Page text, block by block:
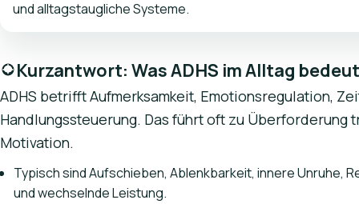
und alltagstaugliche Systeme.
Kurzantwort: Was ADHS im Alltag
ADHS betrifft Aufmerksamkeit, Emotionsregulation,
Handlungssteuerung. Das führt oft zu Überforderung
Motivation.
Typisch sind Aufschieben, Ablenkbarkeit, innere Unruhe,
und wechselnde Leistung.